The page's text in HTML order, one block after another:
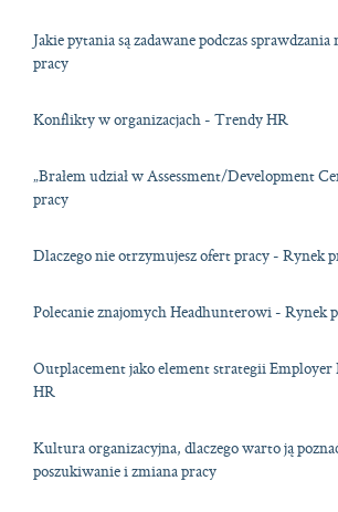
Jakie pytania są zadawane podczas
pracy
Konflikty w organizacjach - Trendy HR
„Brałem udział w Assessment/Development
pracy
Dlaczego nie otrzymujesz ofert pracy - Rynek
Polecanie znajomych Headhunterowi - Rynek
Outplacement jako element strategii
HR
Kultura organizacyjna, dlaczego warto ją
poszukiwanie i zmiana pracy